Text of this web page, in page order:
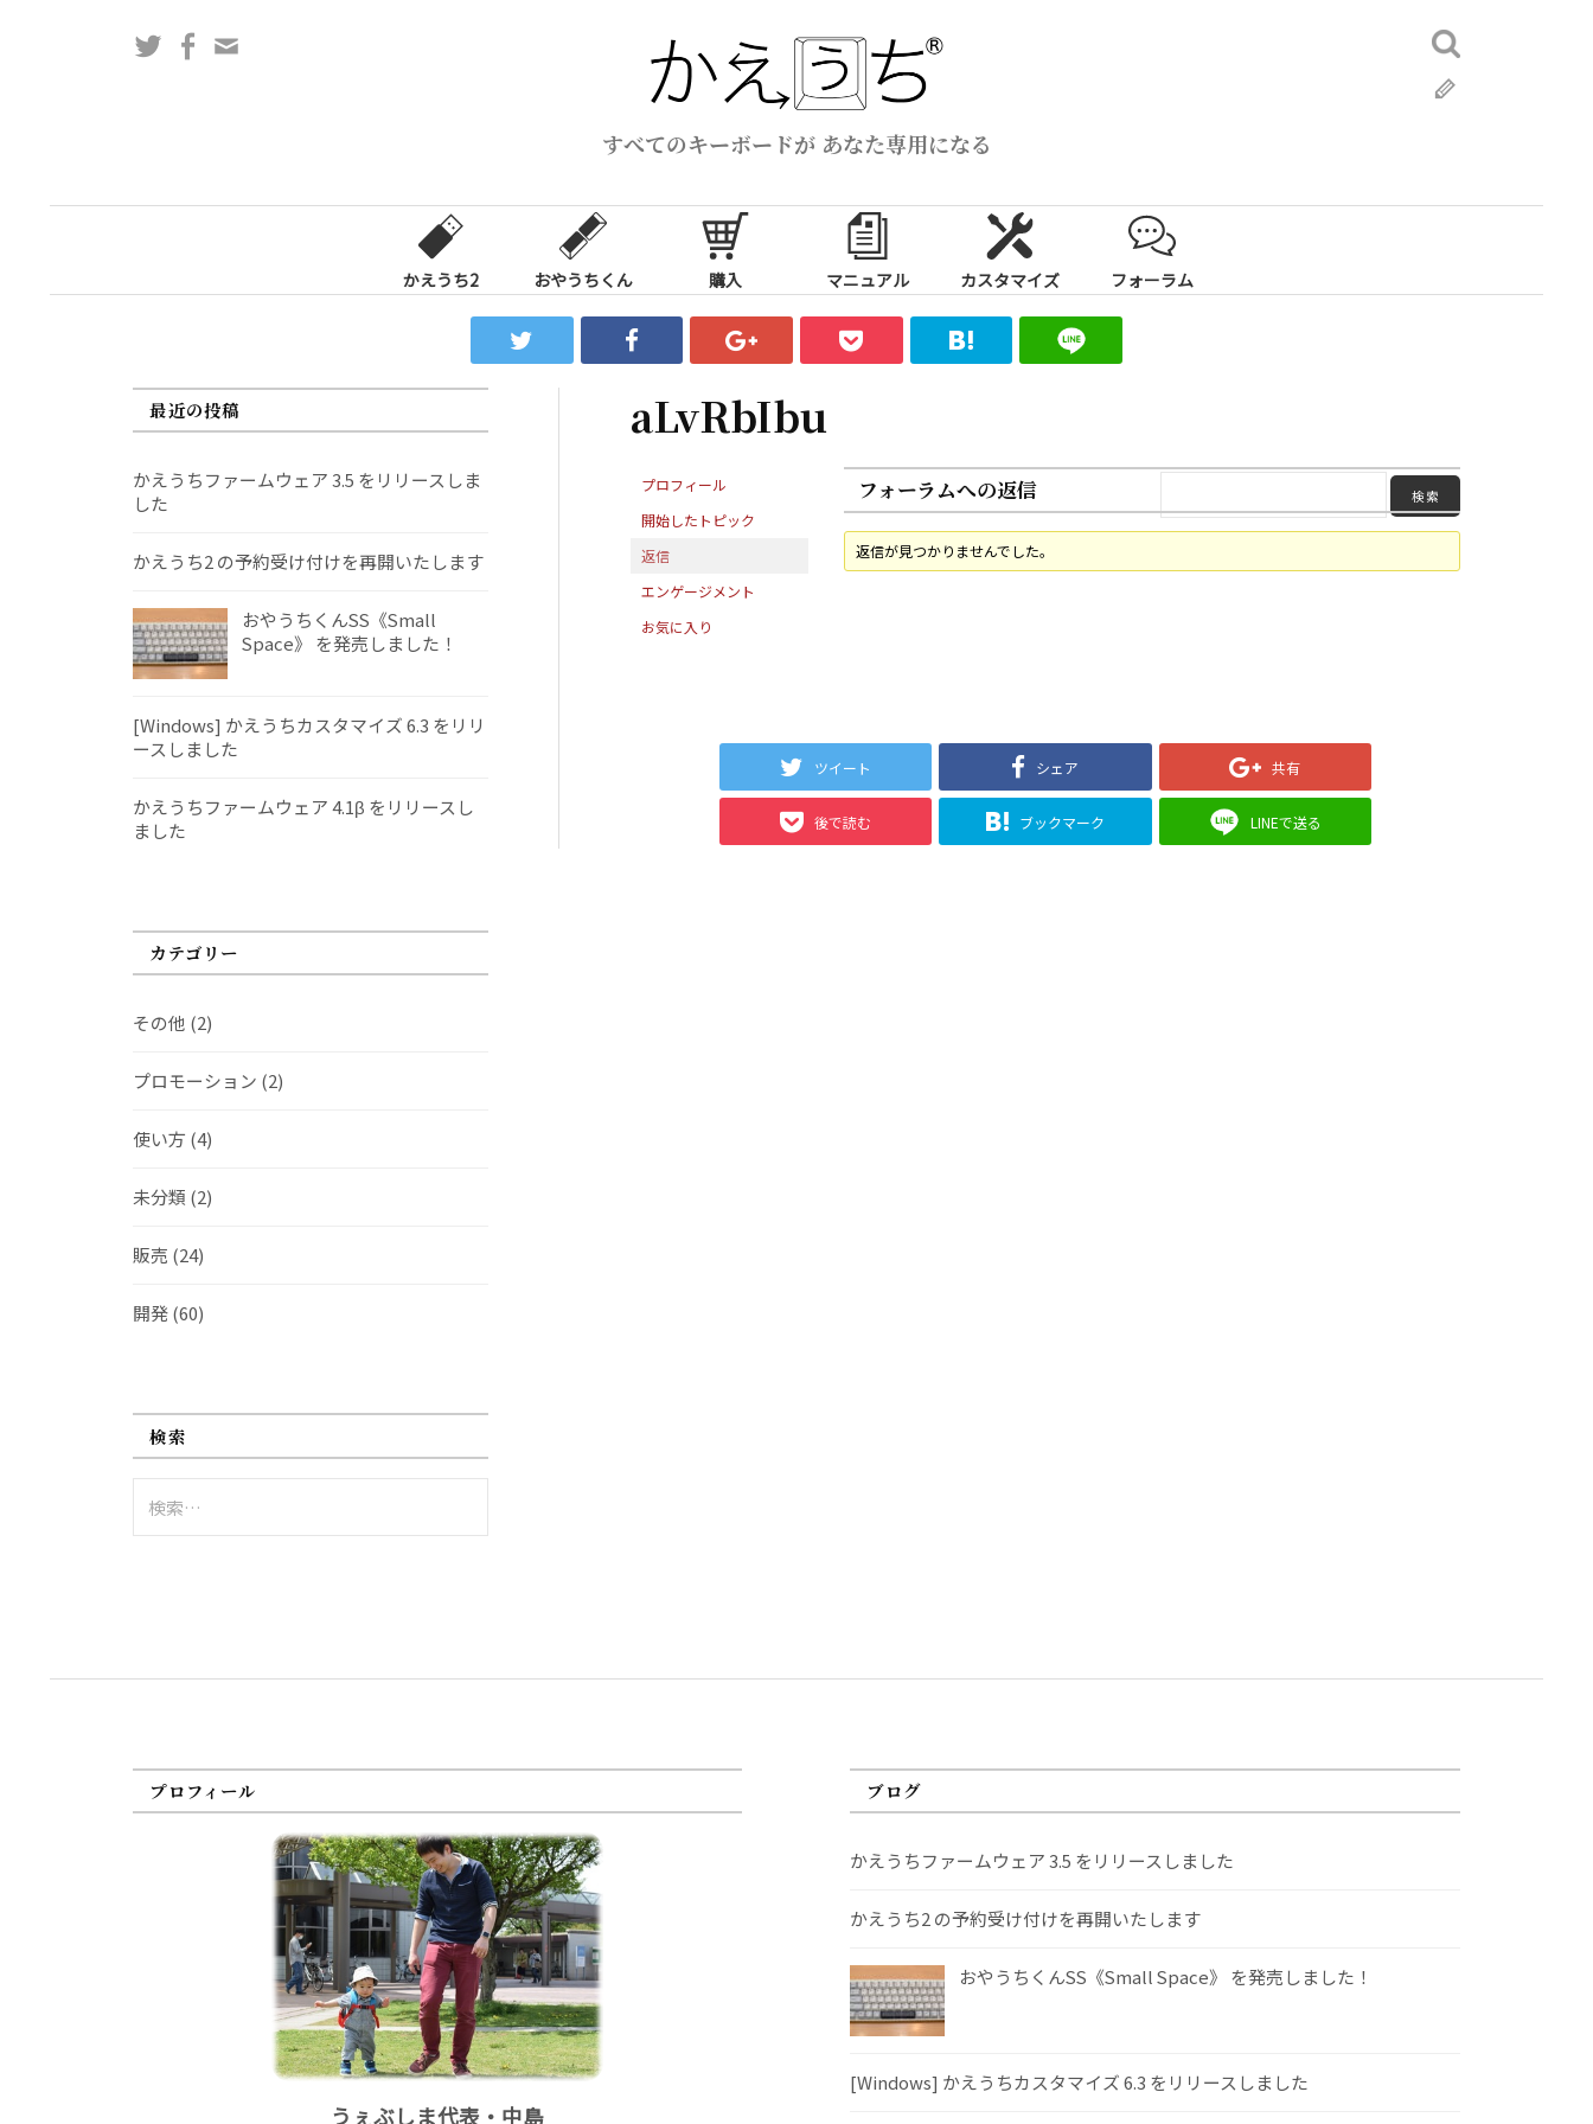
ス
すべてのキーボードが あなた専用になる
TwitterFacebook
検
索:
かえうち2 おやうちくん 購入 マニュアル カスタマイズ フォーラム
aLvRbIbu
プロフィール
開始したトピック
返信
エンゲージメント
お気に入り
フォーラムへの返信
返信が見つかりませんでした。
ツイート シェア 共有
後で読む ブックマーク LINEで送る
最近の投稿
かえうちファームウェア 3.5 をリリースしま
した
かえうち2 の予約受け付けを再開いたします
おやうちくんSS《Small
Space》 を発売しました！
[Windows] かえうちカスタマイズ 6.3 をリリ
ースしました
かえうちファームウェア 4.1β をリリースし
ました
カテゴリー
その他 (2)
プロモーション (2)
使い方 (4)
未分類 (2)
販売 (24)
開発(60)
検索
索:
プロフィール
うぇぶしま代表・中島
ブログ
かえうちファームウェア 3.5 をリリースしました
かえうち2 の予約受け付けを再開いたします
おやうちくんSS《Small Space》 を発売しました！
[Windows] かえうちカスタマイズ 6.3 をリリースしました